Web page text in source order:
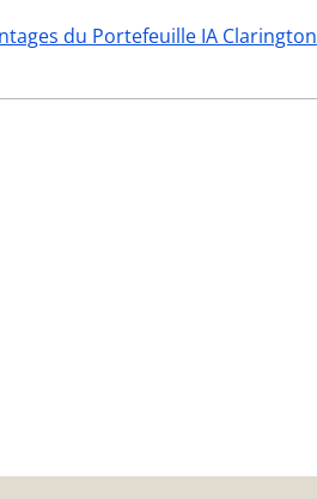
du Portefeuille IA Clarington